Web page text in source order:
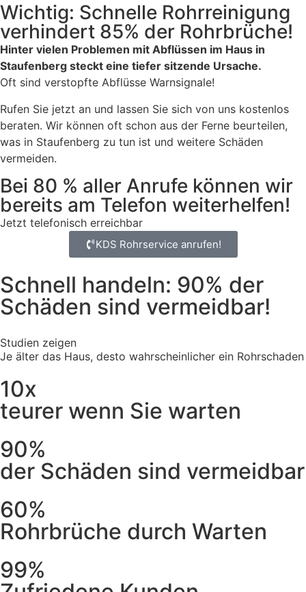
Wichtig: Schnelle Rohrreinigung
verhindert 85% der Rohrbrüche!
Hinter vielen Problemen mit Abflüssen im Haus in
Staufenberg steckt eine tiefer sitzende Ursache.
Oft sind verstopfte Abflüsse Warnsignale!
Rufen Sie jetzt an und lassen Sie sich von uns kostenlos
beraten. Wir können oft schon aus der Ferne beurteilen,
was in Staufenberg zu tun ist und weitere Schäden
vermeiden.
Bei 80 % aller Anrufe können wir
bereits am Telefon weiterhelfen!
Jetzt telefonisch erreichbar
KDS Rohrservice anrufen!
Schnell handeln: 90% der
Schäden sind vermeidbar!
Studien zeigen
Je älter das Haus, desto wahrscheinlicher ein Rohrschaden
10x
teurer wenn Sie warten
90%
der Schäden sind vermeidbar
60%
Rohrbrüche durch Warten
99%